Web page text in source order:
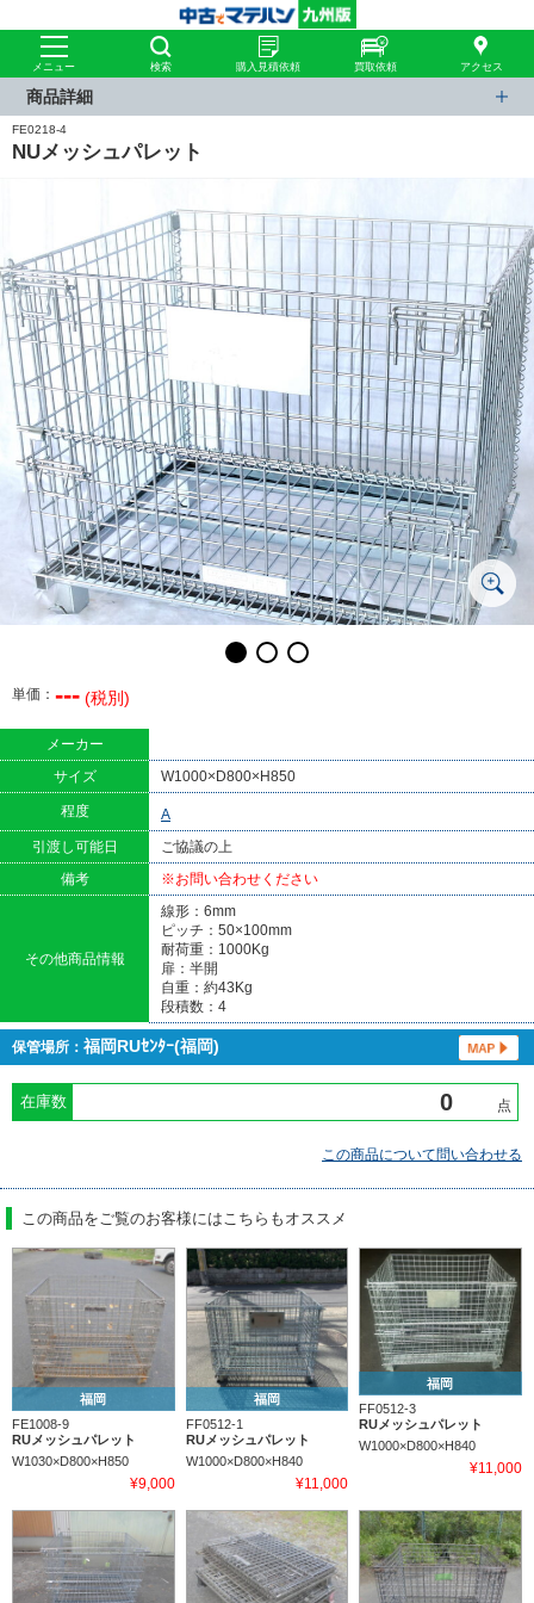
メニュー 検索 購入見積依頼 買取依頼 アクセス
商品詳細
FE0218-4
NUメッシュパレット
単価： --- (税別)
メーカー
サイズ
W1000×D800×H850
程度
A
引渡し可能日
ご協議の上
備考
※お問い合わせください
その他商品情報
線形：6mm
ピッチ：50×100mm
耐荷重：1000Kg
扉：半開
自重：約43Kg
段積数：4
保管場所： 福岡RUｾﾝﾀｰ(福岡)
在庫数 点
この商品について問い合わせる
この商品をご覧のお客様にはこちらもオススメ
福岡
FE1008-9
RUメッシュパレット
W1030×D800×H850
¥9,000
福岡
FF0512-1
RUメッシュパレット
W1000×D800×H840
¥11,000
福岡
FF0512-3
RUメッシュパレット
W1000×D800×H840
¥11,000